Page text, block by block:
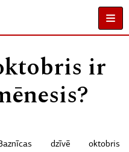
ir
dzīvē oktobris